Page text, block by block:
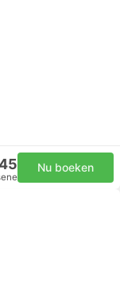
Nu boeken